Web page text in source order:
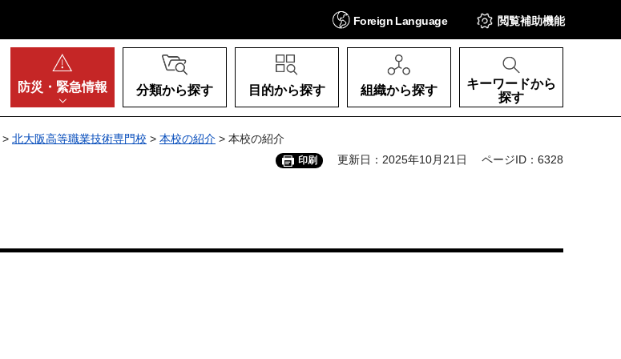
Foreign Language 閲覧補助機能
防災・ 緊急情報 分類から探す 目的から探す 組織から探す
キーワードから
探す
> 北大阪高等職業技術専門校 > 本校の紹介 > 本校の紹介
印刷 更新日：2025年10月21日 ページID：6328